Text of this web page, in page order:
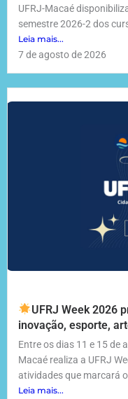
UFRJ-Macaé
semestre 2026-2 dos
Leia mais...
7 de agosto de 2026
UFRJ Week 2026
inovação, esporte,
Entre os dias 11 e 15 de
Macaé realiza a UFRJ
atividades que marcará
Leia mais...